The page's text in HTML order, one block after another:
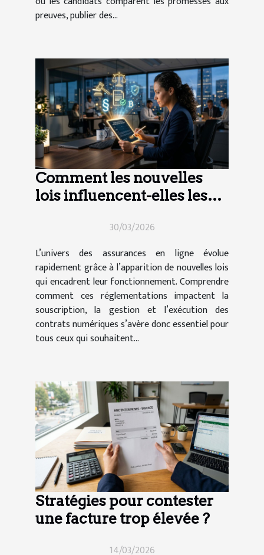
preuves, publier des...
Comment les nouvelles
lois influencent-elles les
30/03/2026
L’univers des assurances en ligne évolue
rapidement grâce à l’apparition de nouvelles lois
qui encadrent leur fonctionnement. Comprendre
comment ces réglementations impactent la
souscription, la gestion et l’exécution des
contrats numériques s’avère donc essentiel pour
tous ceux qui souhaitent...
Stratégies pour contester
une facture trop élevée ?
14/03/2026